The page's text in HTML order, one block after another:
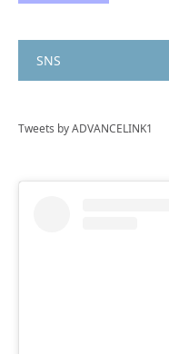
SNS
Tweets by ADVANCELINK1